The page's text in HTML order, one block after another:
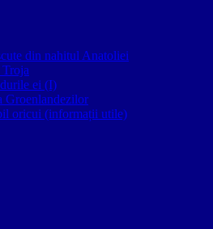
din nahitul Anatoliei
ei (I)
Groenlandezilor
oricui (informații utile)